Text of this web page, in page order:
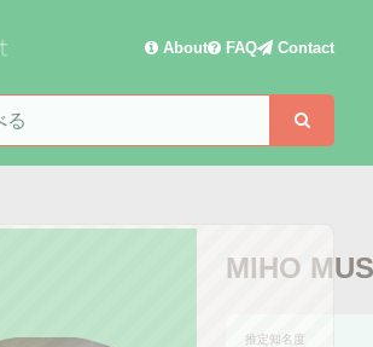
About FAQ Contact
MIHO
推定知名度